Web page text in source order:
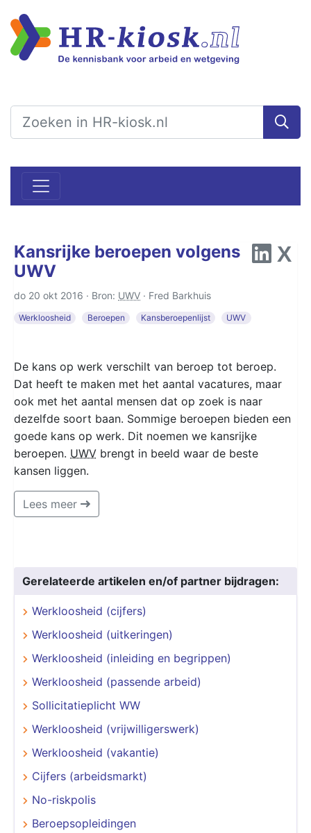
Kansrijke beroepen volgens
UWV
do 20 okt 2016 · Bron: UWV · Fred Barkhuis
Werkloosheid Beroepen Kansberoepenlijst UWV
De kans op werk verschilt van beroep tot beroep.
Dat heeft te maken met het aantal vacatures, maar
ook met het aantal mensen dat op zoek is naar
dezelfde soort baan. Sommige beroepen bieden een
goede kans op werk. Dit noemen we kansrijke
beroepen. UWV brengt in beeld waar de beste
kansen liggen.
Lees meer
Gerelateerde artikelen en/of partner bijdragen:
Werkloosheid (cijfers)
Werkloosheid (uitkeringen)
Werkloosheid (inleiding en begrippen)
Werkloosheid (passende arbeid)
Sollicitatieplicht WW
Werkloosheid (vrijwilligerswerk)
Werkloosheid (vakantie)
Cijfers (arbeidsmarkt)
No-riskpolis
Beroepsopleidingen